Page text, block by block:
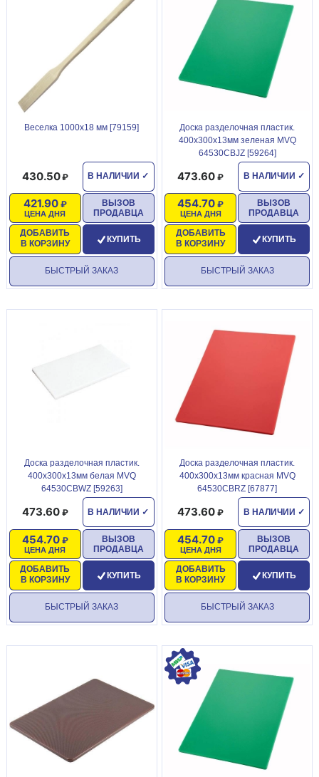
Веселка 1000х18 мм [79159]
В НАЛИЧИИ ✓
430.50
ЦЕНА ДНЯ
421.90
ДОБАВИТЬ
В КОРЗИНУ
ВЫЗОВ
ПРОДАВЦА
КУПИТЬ
БЫСТРЫЙ ЗАКАЗ
Доска разделочная пластик.
400х300х13мм зеленая MVQ
64530CBJZ [59264]
В НАЛИЧИИ ✓
473.60
ЦЕНА ДНЯ
454.70
ДОБАВИТЬ
В КОРЗИНУ
ВЫЗОВ
ПРОДАВЦА
КУПИТЬ
БЫСТРЫЙ ЗАКАЗ
Доска разделочная пластик.
400х300х13мм белая MVQ
64530CBWZ [59263]
В НАЛИЧИИ ✓
473.60
ЦЕНА ДНЯ
454.70
ДОБАВИТЬ
В КОРЗИНУ
ВЫЗОВ
ПРОДАВЦА
КУПИТЬ
БЫСТРЫЙ ЗАКАЗ
Доска разделочная пластик.
400х300х13мм красная MVQ
64530CBRZ [67877]
В НАЛИЧИИ ✓
473.60
ЦЕНА ДНЯ
454.70
ДОБАВИТЬ
В КОРЗИНУ
ВЫЗОВ
ПРОДАВЦА
КУПИТЬ
БЫСТРЫЙ ЗАКАЗ